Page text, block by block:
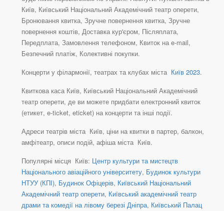
Київ, Київський Національний Академічний театр оперети,
Бронювання квитка, Зручне повернення квитка, Зручне
повернення коштів, Доставка кур'єром, Післяплата,
Передплата, Замовлення телефоном, Квиток на e-mail,
Безпечний платіж, Колективні покупки.
Концерти у філармонії, театрах та клубах міста Київ 2023.
Квиткова каса Київ, Київський Національний Академічний
театр оперети, де ви можете придбати електронний квиток
(етикет, e-ticket, eticket) на концерти та інші події.
Адреси театрів міста Київ, ціни на квитки в партер, балкон,
амфітеатр, описи подій, афіша міста Київ.
Популярні місця Київ: Центр культури та мистецтв
Національного авіаційного університету, Будинок культури
НТУУ (КПІ), Будинок Офіцерів, Київський Національний
Академічний театр оперети, Київський академічний театр
драми та комедії на лівому березі Дніпра, Київський Палац